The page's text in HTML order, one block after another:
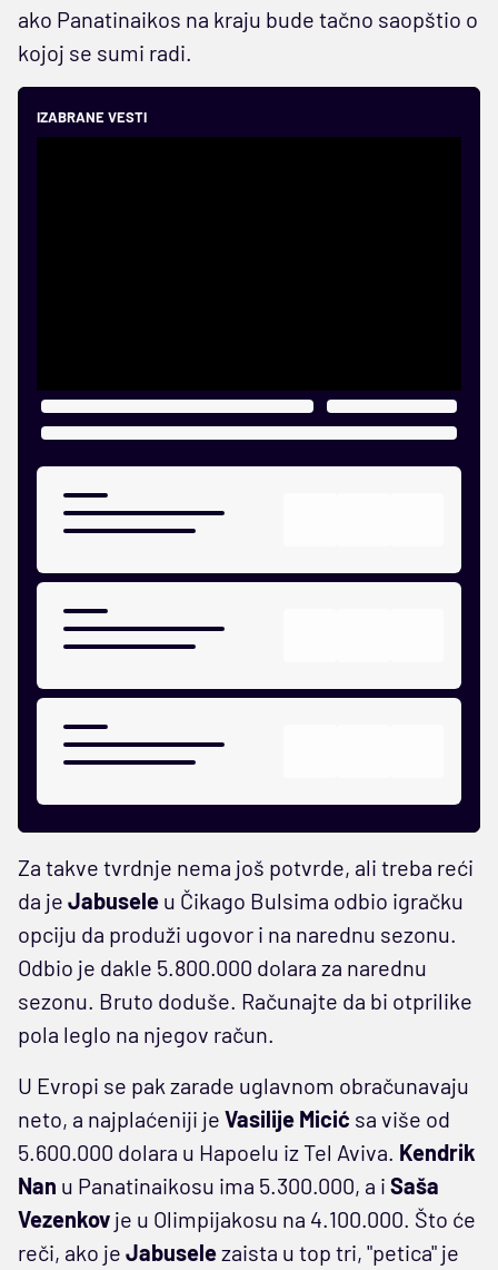
ako Panatinaikos na kraju bude tačno saopštio o
kojoj se sumi radi.
IZABRANE VESTI
Za takve tvrdnje nema još potvrde, ali treba reći
da je Jabusele u Čikago Bulsima odbio igračku
opciju da produži ugovor i na narednu sezonu.
Odbio je dakle 5.800.000 dolara za narednu
sezonu. Bruto doduše. Računajte da bi otprilike
pola leglo na njegov račun.
U Evropi se pak zarade uglavnom obračunavaju
neto, a najplaćeniji je Vasilije Micić sa više od
5.600.000 dolara u Hapoelu iz Tel Aviva. Kendrik
Nan u Panatinaikosu ima 5.300.000, a i Saša
Vezenkov je u Olimpijakosu na 4.100.000. Što će
reči, ako je Jabuselezaista u top tri, "petica" je